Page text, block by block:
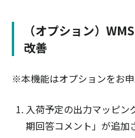
（オプション）
改善
※本機能はオプションをお申
入荷予定の出力マッピン
期回答コメント」が追加